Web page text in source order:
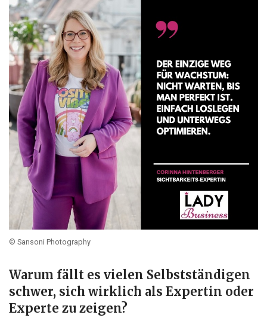
© Sansoni Photography
Warum fällt es vielen Selbstständigen
schwer, sich wirklich als Expertin oder
Experte zu zeigen?